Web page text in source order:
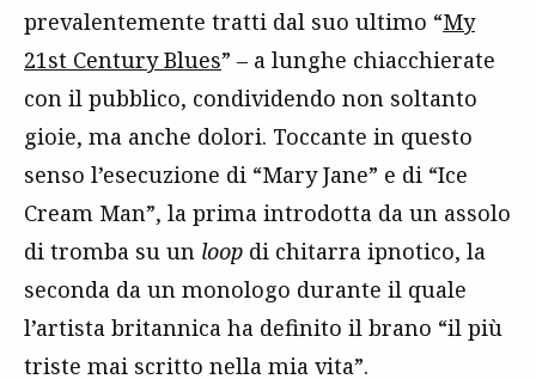
prevalentemente tratti dal suo ultimo “My
21st Century Blues” – a lunghe chiacchierate
con il pubblico, condividendo non soltanto
gioie, ma anche dolori. Toccante in questo
senso l’esecuzione di “Mary Jane” e di “Ice
Cream Man”, la prima introdotta da un assolo
di tromba su un loop di chitarra ipnotico, la
seconda da un monologo durante il quale
l’artista britannica ha definito il brano “il più
triste mai scritto nella mia vita”.